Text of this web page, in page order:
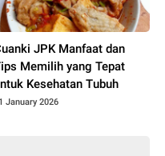
JPK Manfaat dan
Memilih yang Tepat
Kesehatan Tubuh
January 2026